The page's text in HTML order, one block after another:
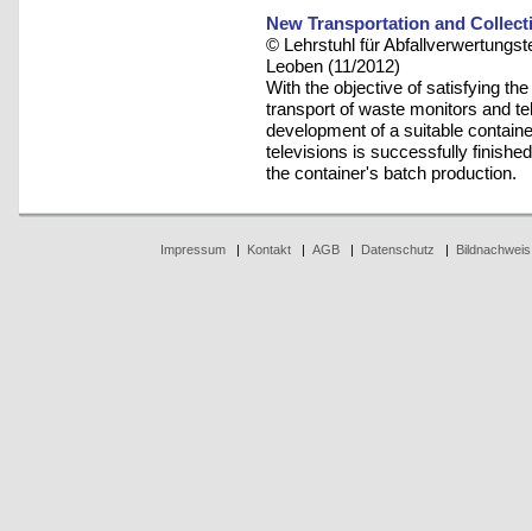
New Transportation and
© Lehrstuhl für
Leoben (11/2012)
With the objective of satisfying
transport of waste monitors and
development of a suitable
televisions is successfully
the container's batch production.
Impressum| Kontakt| AGB| Datenschutz | Bildnachweis